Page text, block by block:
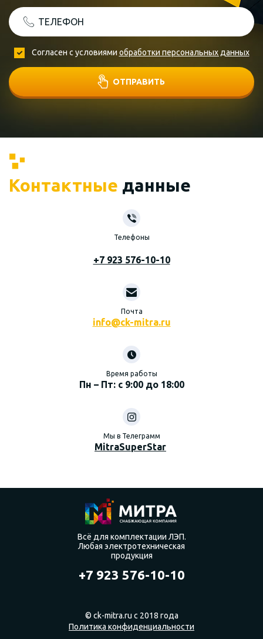
ТЕЛЕФОН
Согласен с условиями обработки персональных данных
ОТПРАВИТЬ
Контактные данные
Телефоны
+7 923 576-10-10
Почта
info@ck-mitra.ru
Время работы
Пн – Пт: с 9:00 до 18:00
Мы в Телеграмм
MitraSuperStar
Всё для комплектации ЛЭП.
Любая электротехническая
продукция
+7 923 576-10-10
© ck-mitra.ru с 2018 года
Политика конфиденциальности